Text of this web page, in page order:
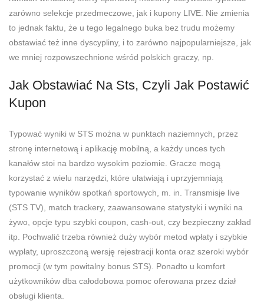
zarówno selekcje przedmeczowe, jak i kupony LIVE. Nie zmienia
to jednak faktu, że u tego legalnego buka bez trudu możemy
obstawiać też inne dyscypliny, i to zarówno najpopularniejsze, jak
we mniej rozpowszechnione wśród polskich graczy, np.
Jak Obstawiać Na Sts, Czyli Jak Postawić
Kupon
Typować wyniki w STS można w punktach naziemnych, przez
stronę internetową i aplikację mobilną, a każdy unces tych
kanałów stoi na bardzo wysokim poziomie. Gracze mogą
korzystać z wielu narzędzi, które ułatwiają i uprzyjemniają
typowanie wyników spotkań sportowych, m. in. Transmisje live
(STS TV), match trackery, zaawansowane statystyki i wyniki na
żywo, opcje typu szybki coupon, cash-out, czy bezpieczny zakład
itp. Pochwalić trzeba również duży wybór metod wpłaty i szybkie
wypłaty, uproszczoną wersję rejestracji konta oraz szeroki wybór
promocji (w tym powitalny bonus STS). Ponadto u komfort
użytkowników dba całodobowa pomoc oferowana przez dział
obsługi klienta.